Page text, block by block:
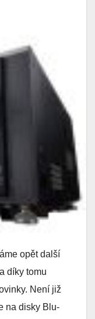
opět další
díky tomu
Není již
na disky Blu-